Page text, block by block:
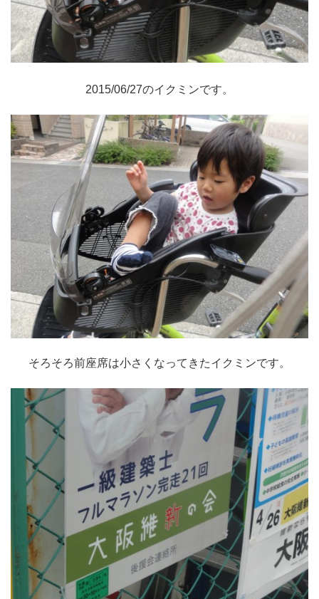
2015/06/27のイクミンです。
そろそろ前座席は小さくなってきたイクミンです。